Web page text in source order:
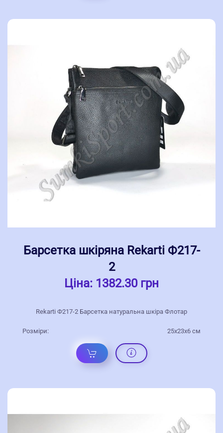
Барсетка шкіряна Rekarti Ф217-
2
Ціна: 1382.30 грн
Rekarti Ф217-2 Барсетка натуральна шкіра Флотар
Розміри: 25х23х6 см